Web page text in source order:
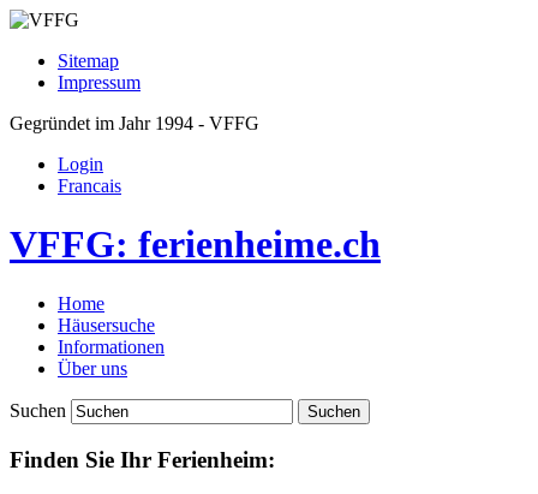
Sitemap
Impressum
Gegründet im Jahr 1994 - VFFG
Login
Francais
VFFG: ferienheime.ch
Home
Häusersuche
Informationen
Über uns
Suchen
Finden Sie Ihr Ferienheim: